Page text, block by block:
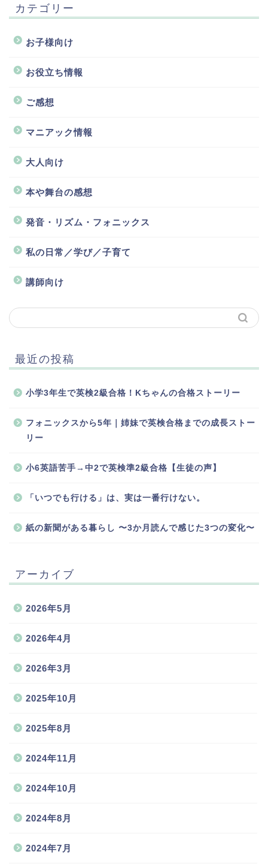
カテゴリー
お子様向け
お役立ち情報
ご感想
マニアック情報
大人向け
本や舞台の感想
発音・リズム・フォニックス
私の日常／学び／子育て
講師向け
最近の投稿
小学3年生で英検2級合格！Kちゃんの合格ストーリー
フォニックスから5年｜姉妹で英検合格までの成長ストー
リー
小6英語苦手→中2で英検準2級合格【生徒の声】
「いつでも行ける」は、実は一番行けない。
紙の新聞がある暮らし 〜3か月読んで感じた3つの変化〜
アーカイブ
2026年5月
2026年4月
2026年3月
2025年10月
2025年8月
2024年11月
2024年10月
2024年8月
2024年7月